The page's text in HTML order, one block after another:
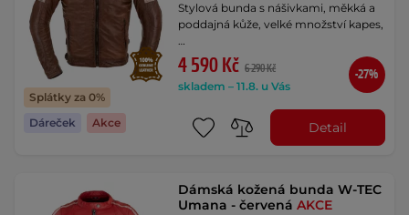
Splátky za 0%
Dáreček
Akce
Stylová bunda s nášivkami, měkká a
poddajná kůže, velké množství kapes,
…
4 590 Kč 6 290 Kč
skladem – 11.8. u Vás
-27%
Detail
Dámská kožená bunda W-TEC
Umana - červenáAKCE